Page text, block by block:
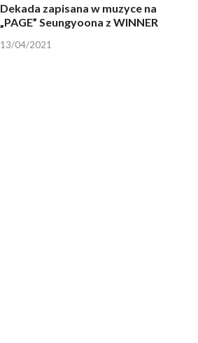
Dekada zapisana w muzyce na
„PAGE” Seungyoona z WINNER
13/04/2021